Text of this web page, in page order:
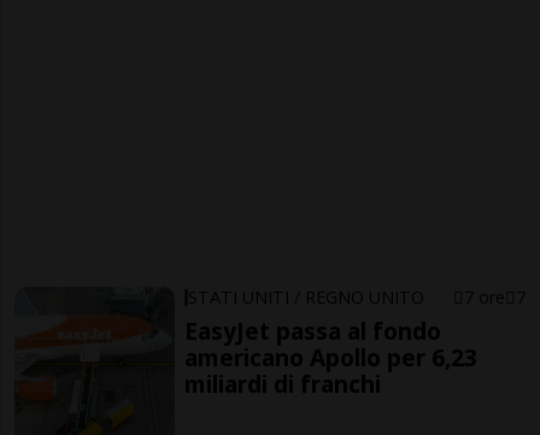
STATI UNITI / REGNO UNITO 7 ore 7
EasyJet passa al fondo
americano Apollo per 6,23
miliardi di franchi